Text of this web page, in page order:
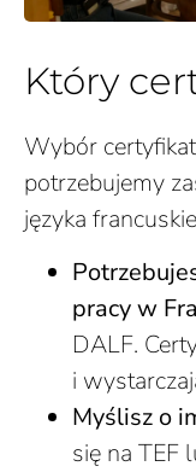
Który
Wybór
potrzebujemy
języka
pracy w
DALF.
i
Myślisz o
się na TEF